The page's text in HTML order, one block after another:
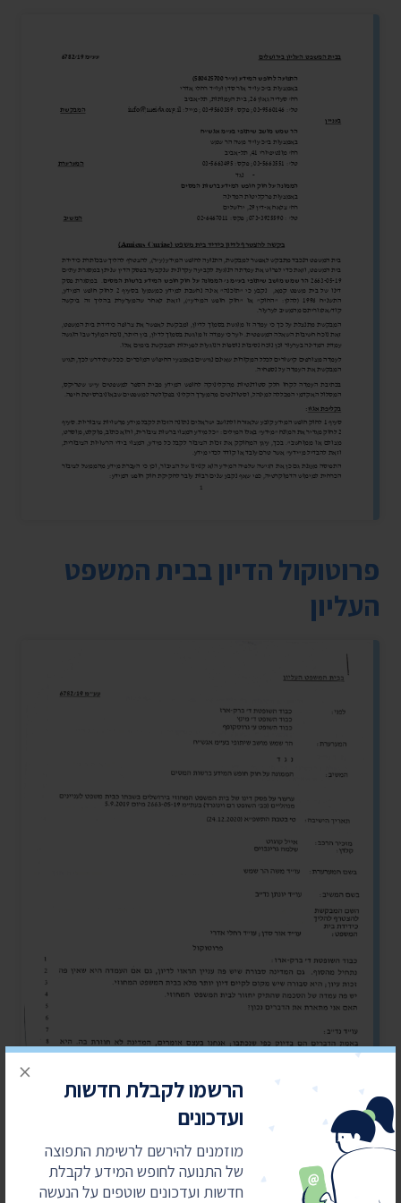
הרשמו לקבלת חדשות
ועדכונים
מוזמנים להירשם לרשימת התפוצה
של התנועה לחופש המידע לקבלת
חדשות ועדכונים שוטפים על הנעשה
×
פרוטוקול הדיון בבית המשפט
העליון